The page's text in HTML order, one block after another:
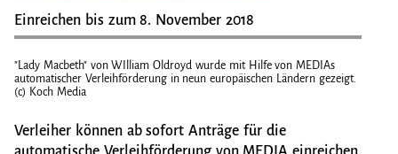
Einreichen bis zum 8. November 2018
"Lady Macbeth" von WIlliam Oldroyd wurde mit Hilfe von MEDIAs
automatischer Verleihförderung in neun europäischen Ländern gezeigt.
(c) Koch Media
Verleiher können ab sofort Anträge für die